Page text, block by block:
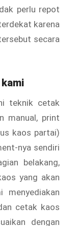
perlu repot
karena
secara
teknik cetak
manual, print
kaos partai)
nya sendiri
belakang,
yang akan
cetak kaos
dengan